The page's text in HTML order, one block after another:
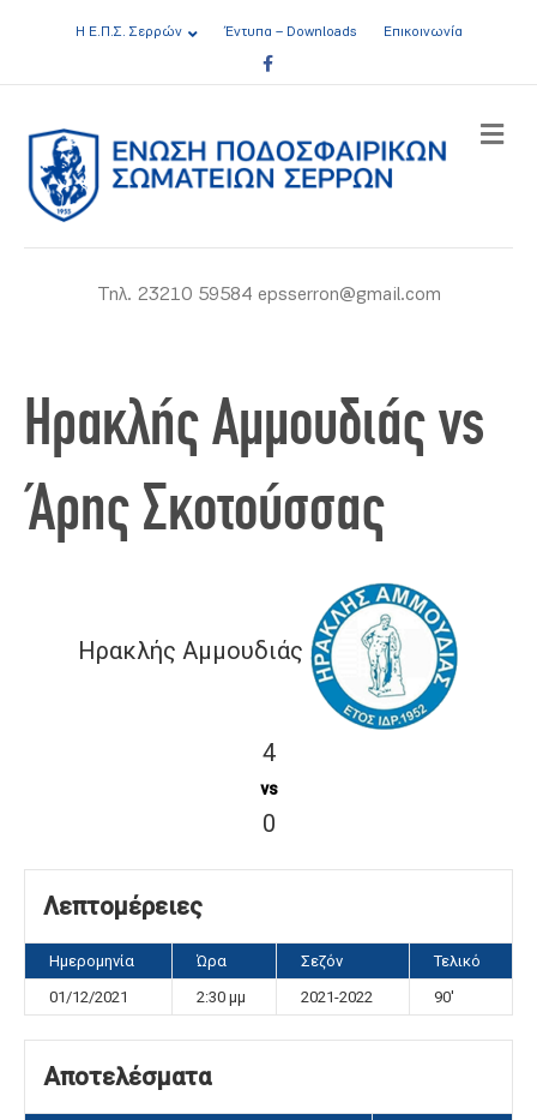
Η Ε.Π.Σ. Σερρών Έντυπα – Downloads
Επικοινωνία
Facebook
Τηλ. 23210 59584 epsserron@gmail.com
Ηρακλής Αμμουδιάς vs
Άρης Σκοτούσσας
Ηρακλής Αμμουδιάς
4
vs
0
Λεπτομέρειες
Ημερομηνία Ώρα Σεζόν
Τελικό
01/12/2021
2:30 μμ 2021-2022 90'
Αποτελέσματα